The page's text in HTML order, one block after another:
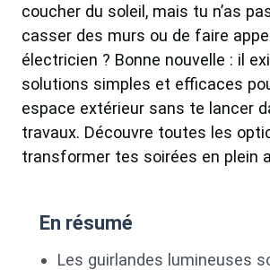
coucher du soleil, mais tu n’as
casser des murs ou de faire
électricien ? Bonne nouvelle : il
solutions simples et efficaces
espace extérieur sans te lancer
travaux. Découvre toutes les
transformer tes soirées en plein
En résumé
Les guirlandes lumineuses